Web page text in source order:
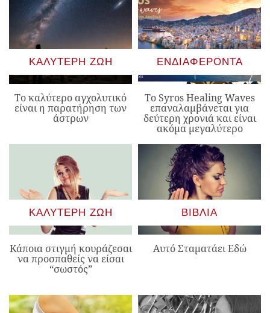
ΚΑΛΎΤΕΡΗ ΖΩΉ
Το καλύτερο αγχολυτικό
είναι η παρατήρηση των
άστρων
ΕΝΔΙΑΦΈΡΟΝΤΑ
Το Syros Healing Waves
επαναλαμβάνεται για
δεύτερη χρονιά και είναι
ακόμα μεγαλύτερο
ΚΑΛΎΤΕΡΗ ΖΩΉ
Κάποια στιγμή κουράζεσαι
να προσπαθείς να είσαι
“σωστός”
ΒΙΒΛΊΑ
Αυτό Σταματάει Εδώ